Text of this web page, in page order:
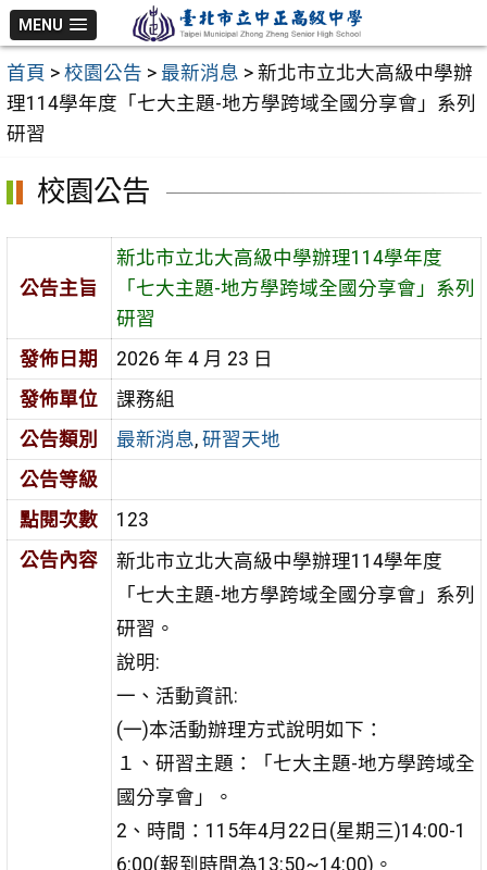
跳
至
主
要
內
MENU
首頁 > 校園公告 > 最新消息 > 新北市立北大高級中學辦
理114學年度「七大主題-地方學跨域全國分享會」系列
研習
校園公告
公告主旨
新北市立北大高級中學辦理114學年度
「七大主題-地方學跨域全國分享會」系列
研習
發佈日期
2026 年 4 月 23 日
發佈單位
課務組
公告類別
最新消息, 研習天地
公告等級
點閱次數
123
公告內容
新北市立北大高級中學辦理114學年度
「七大主題-地方學跨域全國分享會」系列
研習。
說明:
一、活動資訊:
(一)本活動辦理方式說明如下：
１、研習主題：「七大主題-地方學跨域全
國分享會」。
2、時間：115年4月22日(星期三)14:00-1
6:00(報到時間為13:50~14:00)。